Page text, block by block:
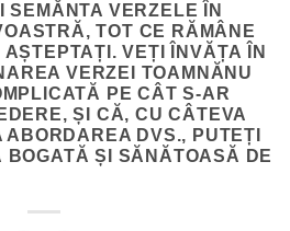
SEMĂNTA VERZELE ÎN
TOT CE RĂMÂNE
VEȚI ÎNVĂȚA ÎN
VERZEI TOAMNĂNU
PE CÂT S-AR
ȘI CĂ, CU CÂTEVA
ABORDAREA DVS., PUTEȚI
BOGATĂ ȘI SĂNĂTOASĂ DE